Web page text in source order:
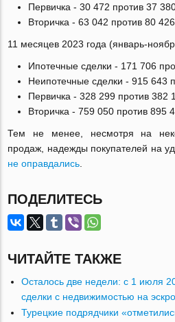
Первичка - 30 472 против 37
Вторичка - 63 042 против 80
11 месяцев 2023 года (январь-
Ипотечные сделки - 171 706
Неипотечные сделки - 915 643
Первичка - 328 299 против 382
Вторичка - 759 050 против 895
Тем не менее, несмотря на
продаж, надежды покупателей на
не оправдались
ПОДЕЛИТЕСЬ
ЧИТАЙТЕ ТАКЖЕ
Осталось две недели: с 1 июля
сделки с недвижимостью на
Турецкие подрядчики